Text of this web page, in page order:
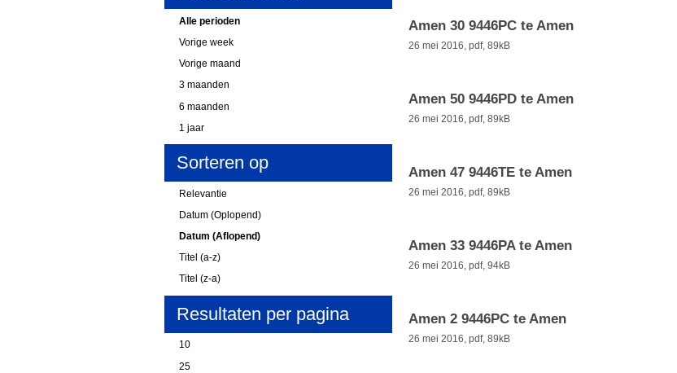
Amen 30 9446PC te Amen
26 mei 2016, pdf, 89kB
Amen 50 9446PD te Amen
26 mei 2016, pdf, 89kB
Amen 47 9446TE te Amen
26 mei 2016, pdf, 89kB
Amen 33 9446PA te Amen
26 mei 2016, pdf, 94kB
Amen 2 9446PC te Amen
26 mei 2016, pdf, 89kB
Alle perioden
Vorige week
Vorige maand
3 maanden
6 maanden
1 jaar
Sorteren op
Relevantie
Datum (Oplopend)
Datum (Aflopend)
Titel (a-z)
Titel (z-a)
Resultaten per pagina
10
25